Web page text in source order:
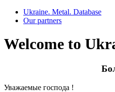
Ukraine. Metal. Database
Our partners
Welcome to
Уважаемые господа !